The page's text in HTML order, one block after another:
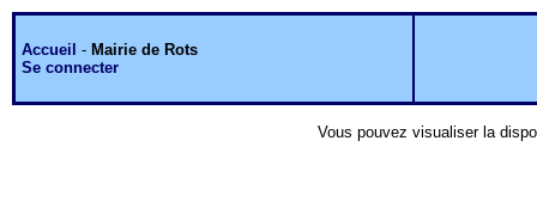
Accueil - Mairie de Rots
Se connecter
Vous pouvez visualiser la